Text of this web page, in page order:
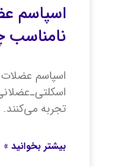
اسپاسم
نامناسب
اسپاسم عضلات
تجربه می‌کنند.
بیشتر بخوانید »